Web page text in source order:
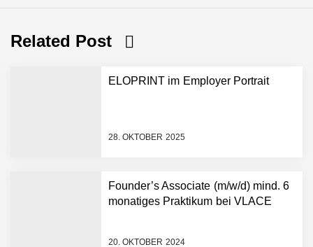
Related Post
ELOPRINT im Employer Portrait
28. OKTOBER 2025
Founder’s Associate (m/w/d) mind. 6
monatiges Praktikum bei VLACE
20. OKTOBER 2024
NEURA Robotics gibt